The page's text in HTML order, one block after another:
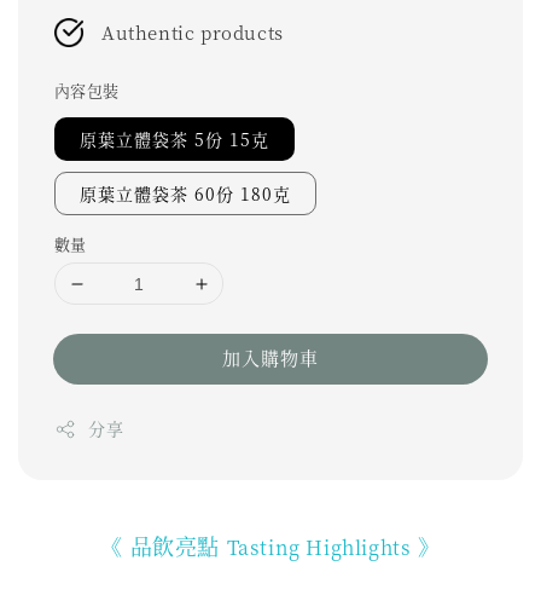
Authentic products
內容包裝
原葉立體袋茶 5份 15克
原葉立體袋茶 60份 180克
數量
加入購物車
分享
《 品飲亮點 Tasting Highlights 》